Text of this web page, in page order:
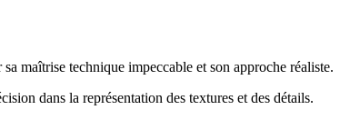
maîtrise technique impeccable et son approche réaliste.
dans la représentation des textures et des détails.